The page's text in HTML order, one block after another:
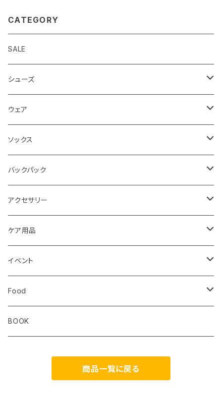
CATEGORY
SALE
シューズ
ロード
メンズ
レディス
トレイル
メンズ
レディス
キッズ
ジム トレーニング
ウェア
Teton Bros.
Static
Milestone
Altra
ibex
ULTIMATE DIRECTION
ソックス
Milestone
Drymax
Hiker Trash
OS1st
extremities
STRIDE
バックパック
Ultimate Direction
Teton Bros.
RawLow Mountain Works
Okara
Rab
アクセサリー
Halo Commodity
Extremities
Km4k
Coros
HIKER TRASH
ケア用品
ROD
Correct Toes
Aggressive Design
イベント
Zero Limits in Niseko
Food
The Small Twist
BOOK
商品一覧に戻る